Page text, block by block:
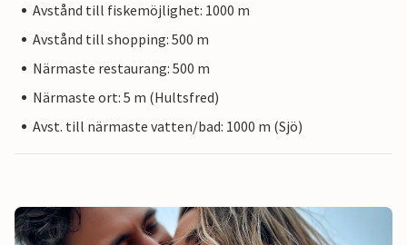
Avstånd till fiskemöjlighet: 1000 m
Avstånd till shopping: 500 m
Närmaste restaurang: 500 m
Närmaste ort: 5 m (Hultsfred)
Avst. till närmaste vatten/bad: 1000 m (Sjö)